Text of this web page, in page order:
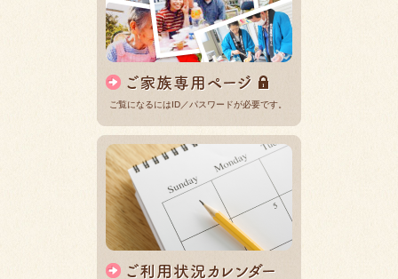
ご覧になるにはID／パスワードが必要です。